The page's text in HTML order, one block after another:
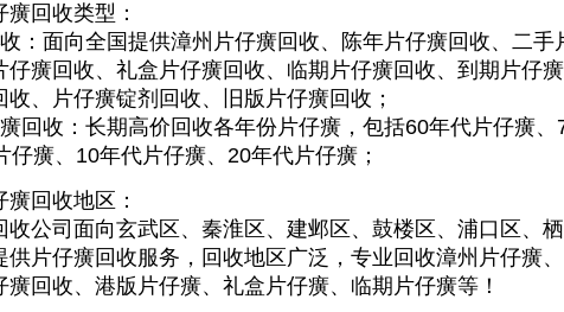
回收类型：
：面向全国提供漳州片仔癀回收、陈年片仔癀回收、二
仔癀回收、礼盒片仔癀回收、临期片仔癀回收、到期片仔
收、片仔癀锭剂回收、旧版片仔癀回收；
回收：长期高价回收各年份片仔癀，包括60年代片仔癀
仔癀、10年代片仔癀、20年代片仔癀；
回收地区：
收公司面向玄武区、秦淮区、建邺区、鼓楼区、浦口区、
供片仔癀回收服务，回收地区广泛，专业回收漳州片仔癀
癀回收、港版片仔癀、礼盒片仔癀、临期片仔癀等！